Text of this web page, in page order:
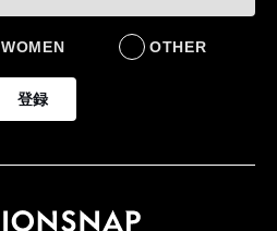
WOMEN OTHER
登録